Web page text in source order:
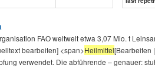
FAO weltweit etwa 3,07 Mio. t
bearbeiten] <span>Heilmittel[Bearbeiten
verwendet. Die abführende – genauer: